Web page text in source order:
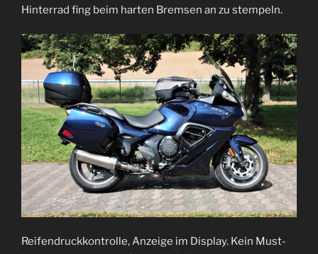
Hinterrad fing beim harten Bremsen an zu stempeln.
Reifendruckkontrolle, Anzeige im Display. Kein Must-